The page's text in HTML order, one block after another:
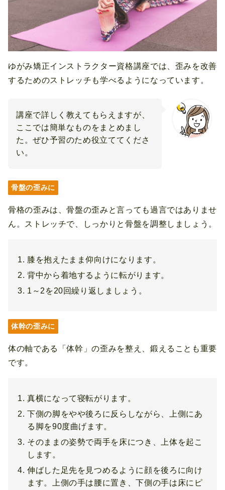
ゆがみ矯正インストラクター資格講座では、歪みを改善
するためのストレッチも学べるようになっています。
講座で詳しく教えてもらえますが、
ここでは簡単なものをまとめまし
た。ぜひ予習のため役立ててくださ
い。
骨盤の歪みに
骨格の歪みは、骨盤の歪みと言っても過言ではありませ
ん。ストレッチで、しっかりと骨盤を調整しましょう。
膝を抱えたまま仰向けになります。
背中から着地するように転がります。
1～2を20回繰り返しましょう。
体幹の歪みに
体の軸である「体幹」の歪みを整え、鍛えることも重要
です。
真横になって寝転がります。
下側の脚をやや後ろに反らしながら、上側にあ
る脚を90度曲げます。
そのままの姿勢で両手を床につき、上体を起こ
します。
伸ばした足先を見つめるように顔を後ろに向け
ます。上側の手は腰に置き、下側の手は床にピ